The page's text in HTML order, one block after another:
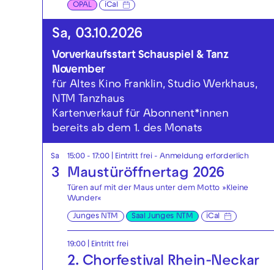
OPAL
iCal
Sa, 03.10.2026
Vorverkaufsstart Schauspiel & Tanz
November
für Altes Kino Franklin, Studio Werkhaus,
NTM Tanzhaus
Kartenverkauf für Abonnent*innen
bereits ab dem 1. des Monats
Sa
3
15:00 - 17:00| Eintritt frei - Anmeldung erforderlich
Maustüröffnertag 2026
Türen auf mit der Maus unter dem Motto »Kleine
Wunder«
Junges NTM Saal Junges NTM iCal
19:00| Eintritt frei
2. Chorfestival Rhein-Neckar